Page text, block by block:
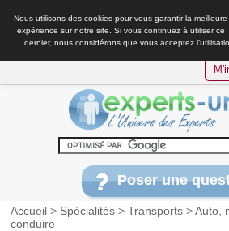
Nous utilisons des cookies pour vous garantir la meilleure
expérience sur notre site. Si vous continuez à utiliser ce
dernier, nous considérons que vous acceptez
Poser une
Accueil > Spécialités >Transports >Auto,
conduire